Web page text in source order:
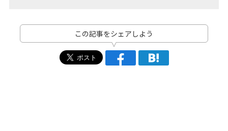
この記事をシェアしよう